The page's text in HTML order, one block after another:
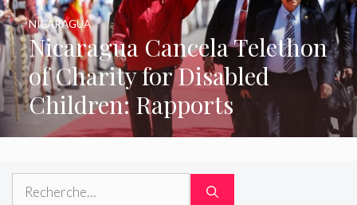
Nicaragua Cancela Telethon
of Charity for Disabled
Children: Rapports
NICARAGUA
Rechercher :